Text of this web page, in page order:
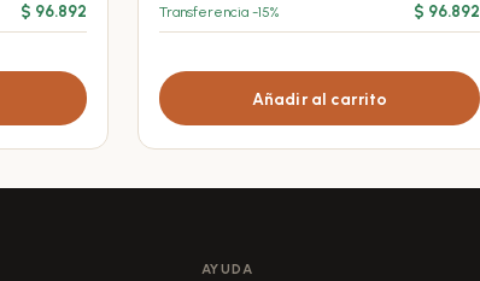
$ 96.892 Transferencia -15% $ 96.892
Añadir al carrito
AYUDA